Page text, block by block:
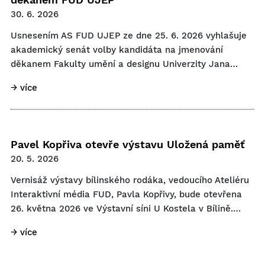
30. 6. 2026
Usnesením AS FUD UJEP ze dne 25. 6. 2026 vyhlašuje
akademický senát volby kandidáta na jmenování
děkanem Fakulty umění a designu Univerzity Jana…
→ více
Pavel Kopřiva otevře výstavu Uložená paměť
20. 5. 2026
Vernisáž výstavy bílinského rodáka, vedoucího Ateliéru
Interaktivní média FUD, Pavla Kopřivy, bude otevřena
26. května 2026 ve Výstavní síni U Kostela v Bílině.…
→ více